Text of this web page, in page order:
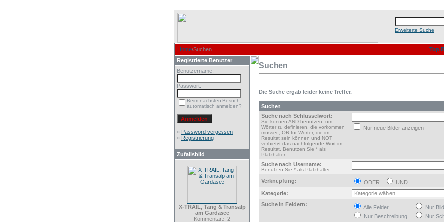
Erweiterte Suche
Home/Suchen
Top
Registrierte Benutzer
Benutzername:
Passwort:
Beim nächsten Besuch
automatisch anmelden?
» Password vergessen
» Registrierung
Zufallsbild
X-TRAIL, Tang & Transalp
am Gardasee
Kommentare: 2
Suchen
Die Suche ergab leider keine Treffer.
Suchen
Suche nach Schlüsselwort:
Sie können AND benutzen, um
Wörter zu definieren, die vorkommen
müssen, OR für Wörter, die im
Resultat sein können und NOT
verbietet das nachfolgende Wort im
Resultat. Benutzen Sie * als
Platzhalter.
Nur neue Bilder anzeigen
Suche nach Username:
Benutzen Sie * als Platzhalter.
Verknüpfung: ODER
UND
Kategorie:
Suche in Feldern:
Alle Felder
Nur
Nur Beschreibung
Nur